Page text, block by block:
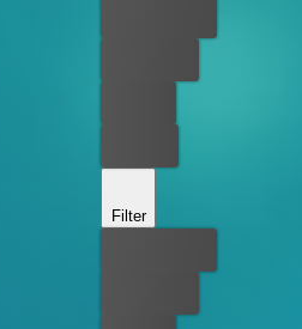
Filter